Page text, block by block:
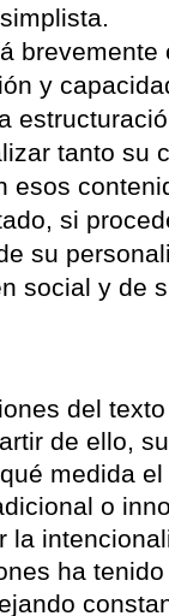
brevemente
y
tanto su
esos
si
su
social y de
del
de ello,
medida
o
la
ha